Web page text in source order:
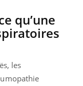
qu’une
les